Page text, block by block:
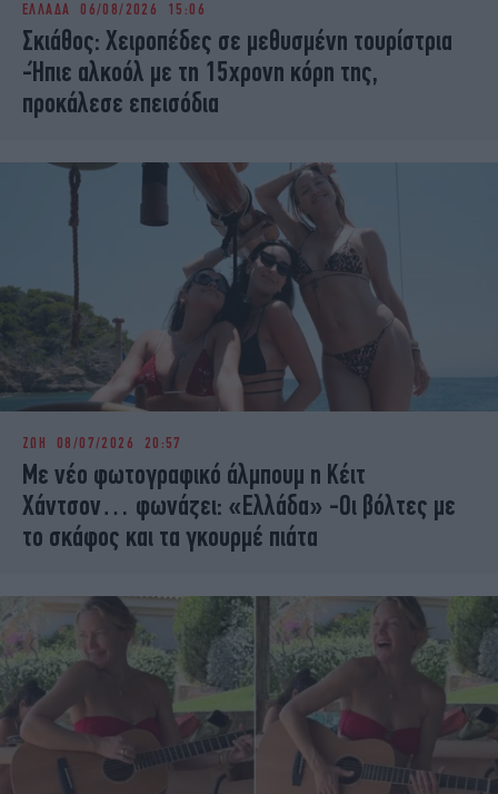
iBOOKS
OSCARS
THE OCEAN
MEDIA
ELAMEFORA
ΕΛΛΑΔΑ 06/08/2026 15:06
Σκιάθος: Χειροπέδες σε μεθυσμένη τουρίστρια
-Ήπιε αλκοόλ με τη 15χρονη κόρη της,
προκάλεσε επεισόδια
ΖΩΗ 08/07/2026 20:57
Με νέο φωτογραφικό άλμπουμ η Κέιτ
Χάντσον… φωνάζει: «Ελλάδα» -Οι βόλτες με
το σκάφος και τα γκουρμέ πιάτα